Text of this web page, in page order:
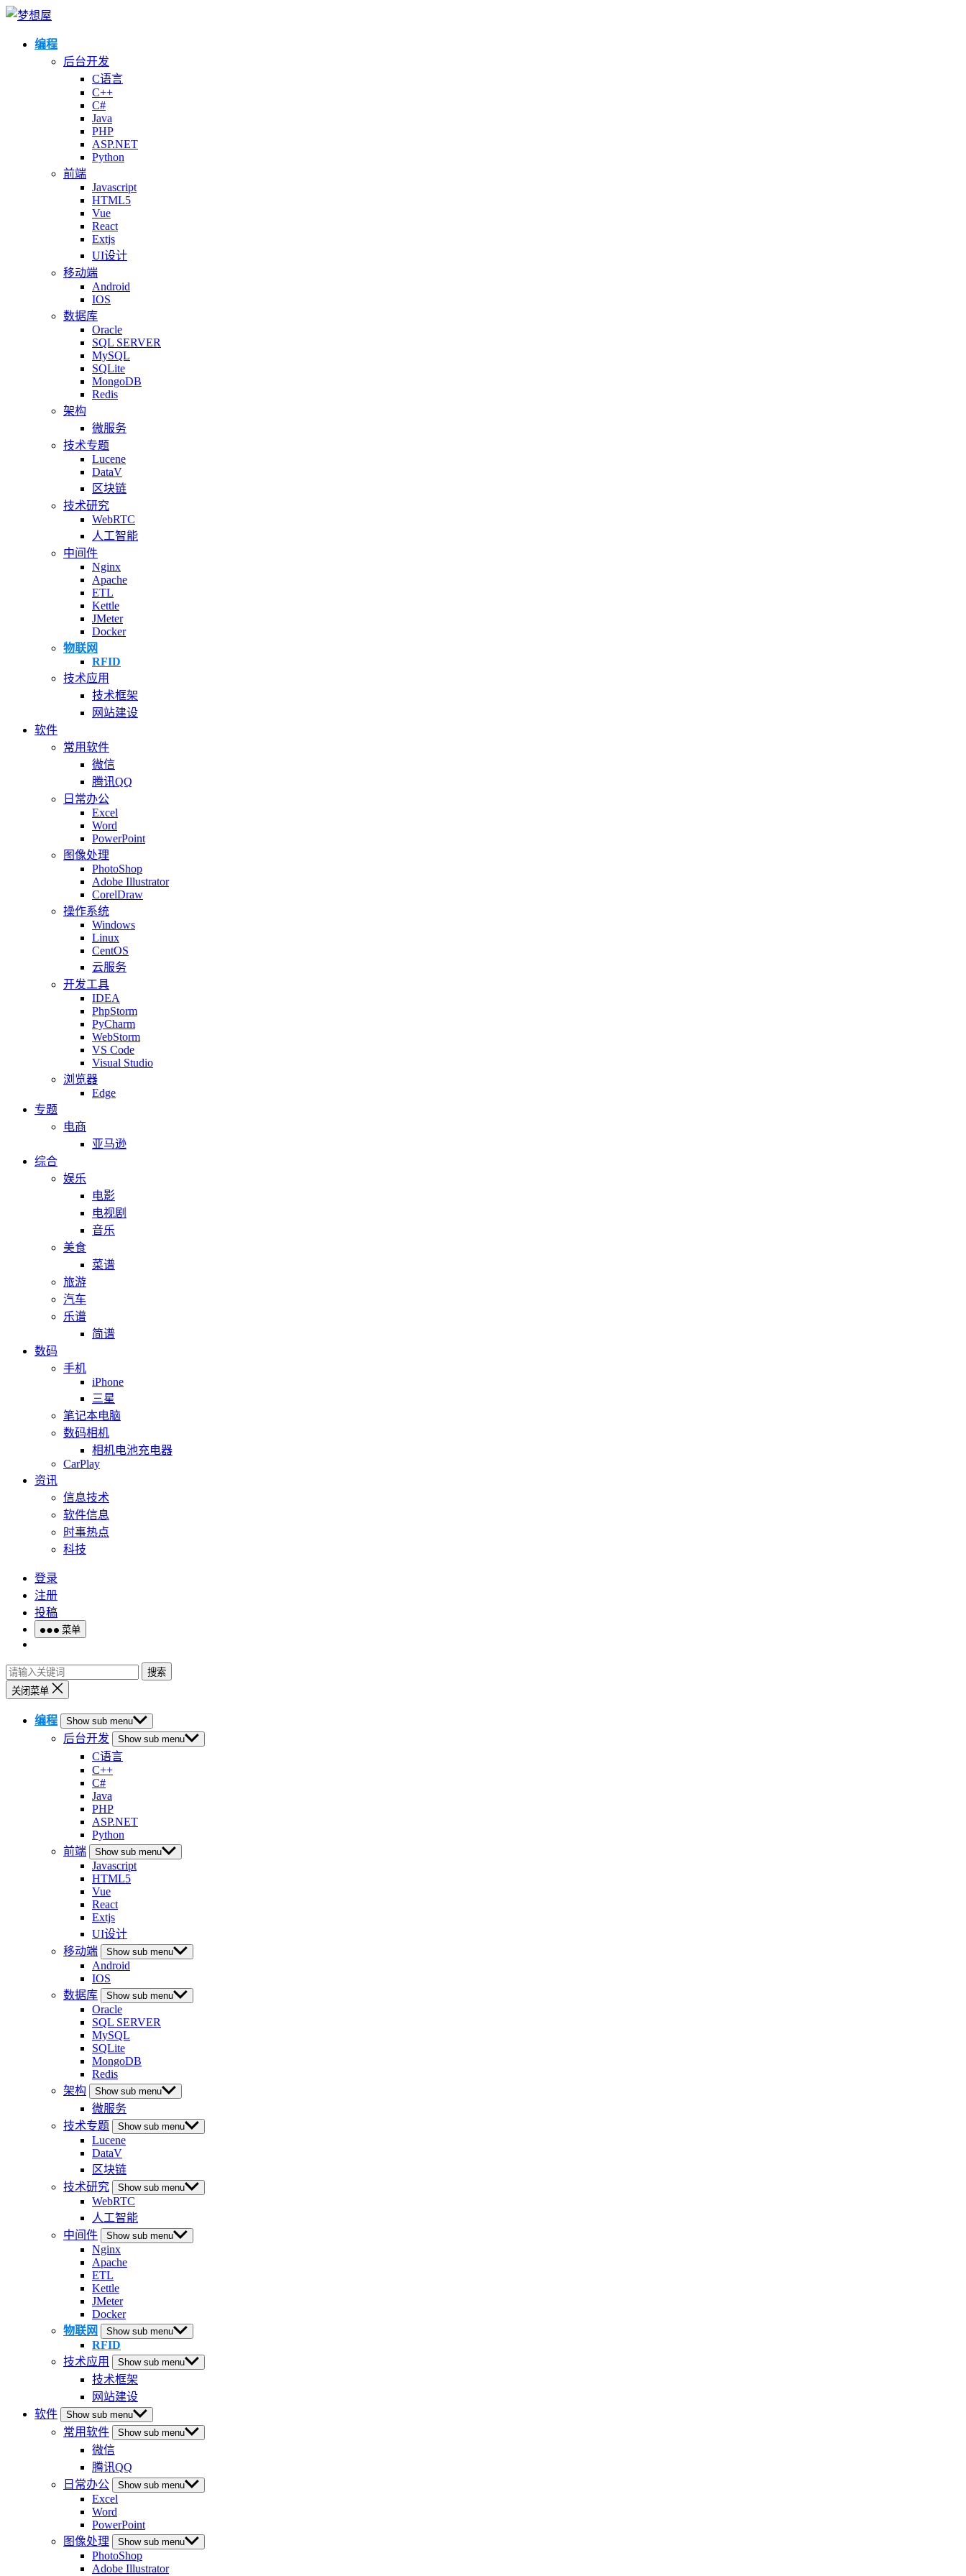
编程
后台开发
C语言
C++
C#
Java
PHP
ASP.NET
Python
前端
Javascript
HTML5
Vue
React
Extjs
UI设计
移动端
Android
IOS
数据库
Oracle
SQL SERVER
MySQL
SQLite
MongoDB
Redis
架构
微服务
技术专题
Lucene
DataV
区块链
技术研究
WebRTC
人工智能
中间件
Nginx
Apache
ETL
Kettle
JMeter
Docker
物联网
RFID
技术应用
技术框架
网站建设
软件
常用软件
微信
腾讯QQ
日常办公
Excel
Word
PowerPoint
图像处理
PhotoShop
Adobe Illustrator
CorelDraw
操作系统
Windows
Linux
CentOS
云服务
开发工具
IDEA
PhpStorm
PyCharm
WebStorm
VS Code
Visual Studio
浏览器
Edge
专题
电商
亚马逊
综合
娱乐
电影
电视剧
音乐
美食
菜谱
旅游
汽车
乐谱
简谱
数码
手机
iPhone
三星
笔记本电脑
数码相机
相机电池充电器
CarPlay
资讯
信息技术
软件信息
时事热点
科技
登录
注册
投稿
菜单
搜索
关闭菜单
编程 Show sub menu
后台开发 Show sub menu
C语言
C++
C#
Java
PHP
ASP.NET
Python
前端
Show sub menu
Javascript
HTML5
Vue
React
Extjs
UI设计
移动端
Show sub menu
Android
IOS
数据库
Show sub menu
Oracle
SQL SERVER
MySQL
SQLite
MongoDB
Redis
架构
Show sub menu
微服务
技术专题
Show sub menu
Lucene
DataV
区块链
技术研究
Show sub menu
WebRTC
人工智能
中间件
Show sub menu
Nginx
Apache
ETL
Kettle
JMeter
Docker
物联网
Show sub menu
RFID
技术应用
Show sub menu
技术框架
网站建设
软件
Show sub menu
常用软件 Show sub menu
微信
腾讯QQ
日常办公
Show sub menu
Excel
Word
PowerPoint
图像处理
Show sub menu
PhotoShop
Adobe Illustrator